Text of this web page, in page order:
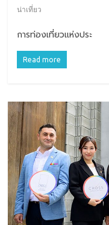
น่าเที่ยว
การท่องเที่ยวแห่งประ
Read more